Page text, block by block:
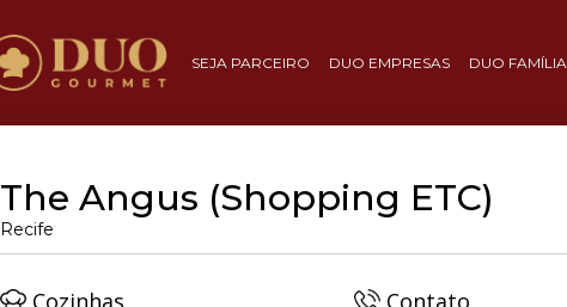
SEJA PARCEIRO DUO EMPRESAS DUO FAMÍLIA
The Angus (Shopping ETC)
Recife
Cozinhas Contato